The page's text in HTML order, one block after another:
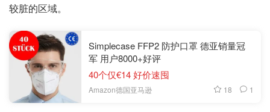
较脏的区域。
Simplecase FFP2 防护口罩 德亚销量冠
军 用户8000+好评
40个仅€14 好价速囤
Amazon德国亚马逊 18 1